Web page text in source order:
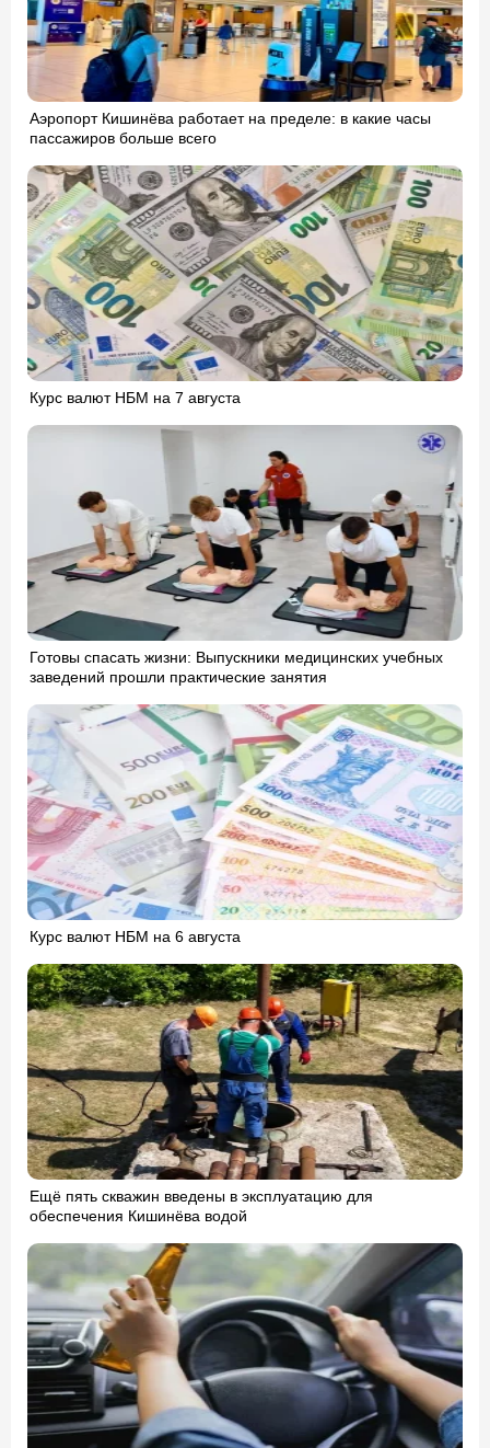
Аэропорт Кишинёва работает на пределе: в какие часы
пассажиров больше всего
Курс валют НБМ на 7 августа
Готовы спасать жизни: Выпускники медицинских учебных
заведений прошли практические занятия
Курс валют НБМ на 6 августа
Ещё пять скважин введены в эксплуатацию для
обеспечения Кишинёва водой